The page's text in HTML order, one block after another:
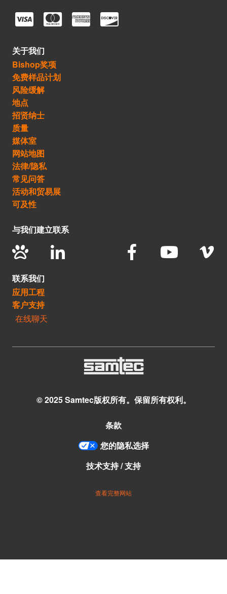
关于我们
Bishop奖项
免费样品计划
风险缓解
地点
招贤纳士
质量
媒体室
网站地图
法律/隐私
常见问答
活动和贸易展
可及性
与我们建立联系
联系我们
应用工程
客户支持
在线聊天
© 2025 Samtec版权所有。保留所有权利。
条款
您的隐私选择
技术支持 / 支持
查看完整网站